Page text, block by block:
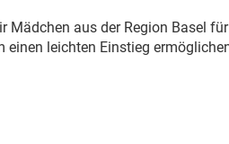
Mädchen aus der Region Basel
einen leichten Einstieg